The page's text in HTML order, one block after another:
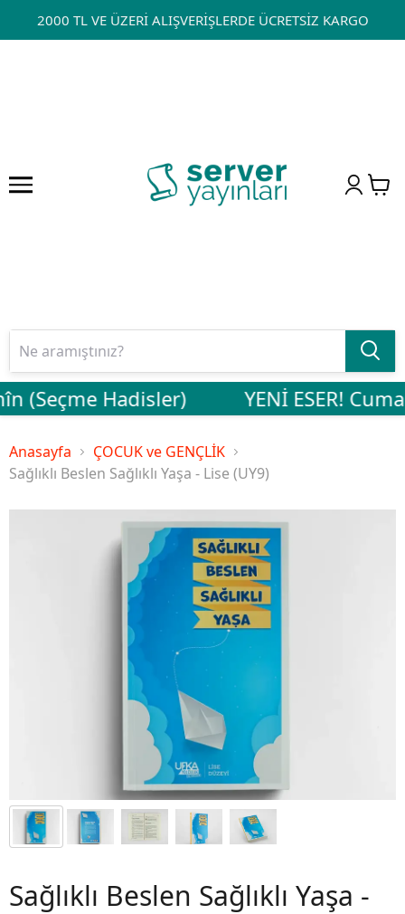
2000 TL VE ÜZERİ ALIŞVERİŞLERDE ÜCRETSİZ KARGO
(Seçme Hadisler) YENİ ESER!
Anasayfa
ÇOCUK ve GENÇLİK
Sağlıklı Beslen Sağlıklı Yaşa - Lise (UY9)
Sağlıklı Beslen Sağlıklı Yaşa -